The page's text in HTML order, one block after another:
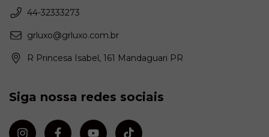
44-32333273
grluxo@grluxo.com.br
R Princesa Isabel, 161 Mandaguari PR
Siga nossa redes sociais